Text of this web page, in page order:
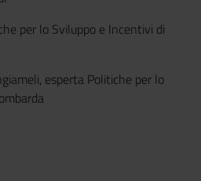
per lo Sviluppo e Incentivi di
esperta Politiche per lo